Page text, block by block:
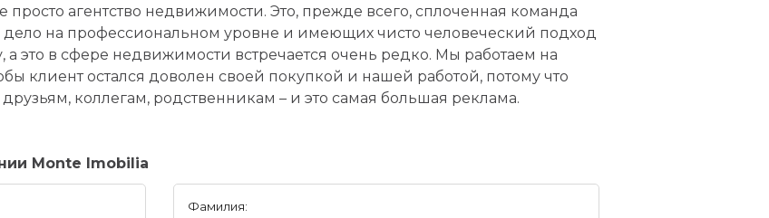
агентство недвижимости. Это, прежде всего, сплоченная команда
на профессиональном уровне и имеющих чисто человеческий подход
это в сфере недвижимости встречается очень редко. Мы работаем на
клиент остался доволен своей покупкой и нашей работой, потому что
коллегам, родственникам – и это самая большая реклама.
Monte Imobilia
Фамилия: